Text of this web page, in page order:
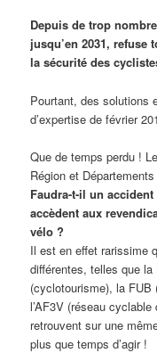
Depuis de trop
jusqu’en 2031, refuse
la sécurité des
Pourtant, des solutions
d’expertise de février
Que de temps perdu !
Région et
Faudra-t-il un
accèdent aux
vélo ?
Il est en effet rarissime
différentes, telles que
(cyclotourisme), la
l’AF3V (réseau
retrouvent sur une
plus que temps d’agir !